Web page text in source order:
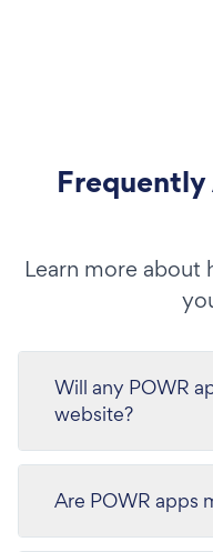
Learn more about
Will any POWR
website?
Are POWR apps